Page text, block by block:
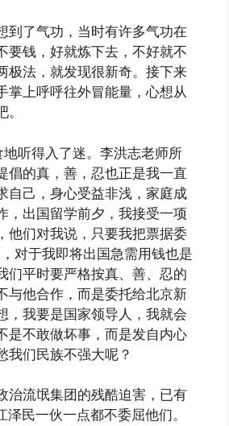
到了气功，当时有许多气功在
要钱，好就炼下去，不好就不
极法，就发现很新奇。接下来
掌上呼呼往外冒能量，心想从
听得入了迷。李洪志老师所
倡的真，善，忍也正是我一直
自己，身心受益非浅，家庭成
，出国留学前夕，我接受一项
他们对我说，只要我把票据委
对于我即将出国急需用钱也是
们平时要严格按真、善、忍的
与他合作，而是委托给北京新
，我要是国家领导人，我就会
是不敢做坏事，而是发自内心
我们民族不强大呢？
治流氓集团的残酷迫害，已有
民一伙一点都不委屈他们。